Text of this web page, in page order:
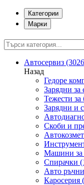
Категории
Марки
Автосервиз
Назад
Гедоре
Зарядни за
Тежести за
Зарядни и
Скоби и
Машини за
Спирачки
Авто
Каросерия